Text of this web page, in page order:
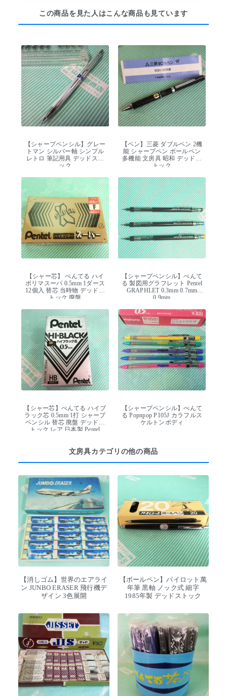
この商品を見た人はこんな商品も見ています
【シャープペンシル】グレー
トマン シルバー軸 シンプル
レトロ 筆記用具 デッドスト
ック
【ペン】三菱 ダブルペン 2機
能 シャープペン ボールペン
多機能 文房具 昭和 デッドス
トック
【シャー芯】 ぺんてる ハイ
ポリマスーパ 0.5mm 1ダース
12個入 替芯 当時物 デッドス
トック 廃盤
【シャープペンシル】ぺんて
る 製図用グラフレット Pentel
GRAPHLET 0.3mm 0.7mm
0.9mm
【シャー芯】ぺんてる ハイブ
ラック芯 0.5mm 1打 シャープ
ペンシル 替芯 廃盤 デッドス
トック レア 日本製 Pentel
【シャープペンシル】ぺんて
る Popnpop P105J カラフルス
ケルトンボディ
文房具カテゴリの他の商品
【消しゴム】世界のエアライ
ン JUNBO ERASER 飛行機デ
ザイン 3色展開
【ボールペン】パイロット萬
年筆 黒軸 ノック式 細字
1985年製 デッドストック